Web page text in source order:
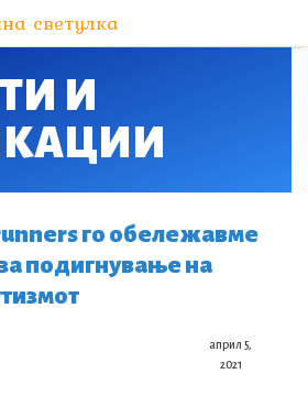
И
го обележавме
подигнување на
април 5,
2021